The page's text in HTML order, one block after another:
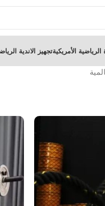
الأمريكيةتجهيز الاندية